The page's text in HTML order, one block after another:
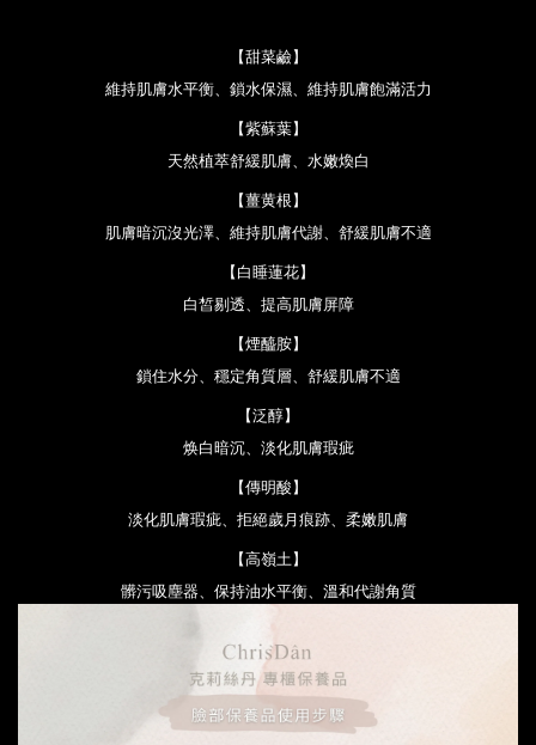
【甜菜鹼】
維持肌膚水平衡、 鎖水保濕、 維持肌膚飽滿活力
【紫蘇葉】
天然植萃舒緩肌膚、 水嫩煥白
【薑黄根】
肌膚暗沉沒光澤、 維持肌膚代謝、 舒緩肌膚不適
【白睡蓮花】
白皙剔透、 提高肌膚屏障
【煙醯胺】
鎖住水分、穩定角質層、舒緩肌膚不適
【泛醇】
焕白暗沉、淡化肌膚瑕疵
【傳明酸】
淡化肌膚瑕疵、拒絕歲月痕跡、 柔嫩肌膚
【高嶺土】
髒污吸塵器、保持油水平衡、溫和代謝角質